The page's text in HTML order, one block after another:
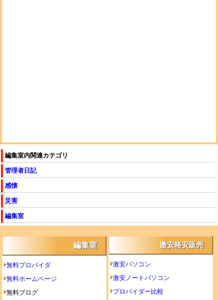
編集室内関連カテゴリ
管理者日記
感懐
災害
編集室
編集室
無料プロバイダ
無料ホームページ
無料ブログ
激安格安販売
激安パソコン
激安ノートパソコン
プロバイダー比較